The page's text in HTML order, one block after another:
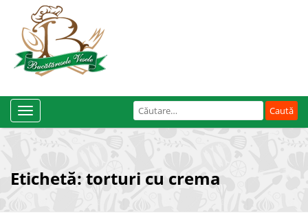
Caută
după:
Toggle
Navigation
Etichetă: torturi cu crema